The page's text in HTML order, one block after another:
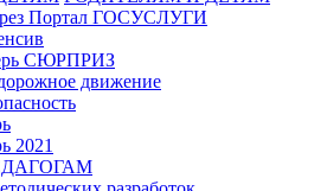
Портал ГОСУСЛУГИ
СЮРПРИЗ
движение
2021